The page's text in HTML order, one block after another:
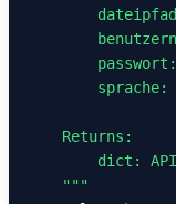
sprache:
    Returns:
dict:
    "
""